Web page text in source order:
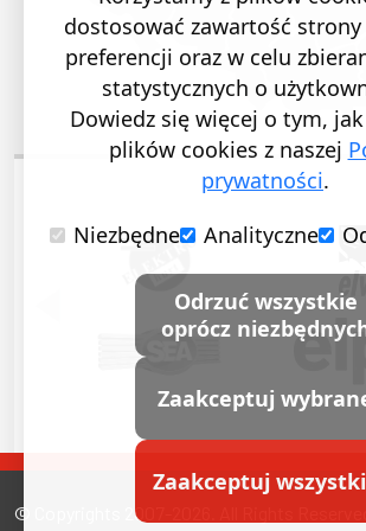
POPRZEDNI SLAJD
© Copyrights 2007-2026. All Rights Reserved.
dostosować zawartość
preferencji oraz w celu
statystycznych o
Dowiedz się więcej o tym,
plików cookies z naszej
prywatności.
Niezbędne
Analityczne
Odrzuć wszystkie
oprócz
Zaakceptuj
Zaakceptuj